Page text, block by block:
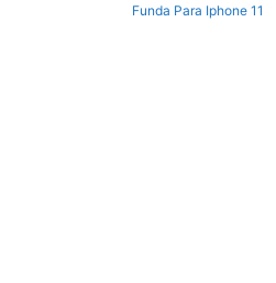
Funda Para Iphone 11